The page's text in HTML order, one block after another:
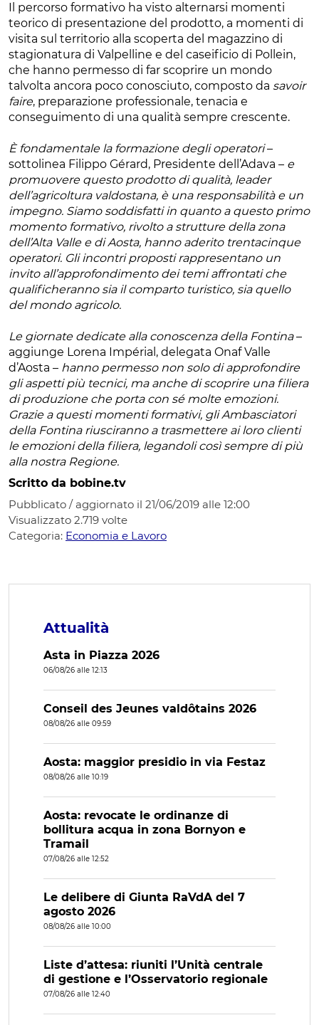
Il percorso formativo ha visto alternarsi momenti
teorico di presentazione del prodotto, a momenti di
visita sul territorio alla scoperta del magazzino di
stagionatura di Valpelline e del caseificio di Pollein,
che hanno permesso di far scoprire un mondo
talvolta ancora poco conosciuto, composto da savoir
faire, preparazione professionale, tenacia e
conseguimento di una qualità sempre crescente.
È fondamentale la formazione degli operatori–
sottolinea Filippo Gérard, Presidente dell’Adava – e
promuovere questo prodotto di qualità, leader
dell’agricoltura valdostana, è una responsabilità e un
impegno. Siamo soddisfatti in quanto a questo primo
momento formativo, rivolto a strutture della zona
dell’Alta Valle e di Aosta, hanno aderito trentacinque
operatori. Gli incontri proposti rappresentano un
invito all’approfondimento dei temi affrontati che
qualificheranno sia il comparto turistico, sia quello
del mondo agricolo.
Le giornate dedicate alla conoscenza della Fontina–
aggiunge Lorena Impérial, delegata Onaf Valle
d’Aosta – hanno permesso non solo di approfondire
gli aspetti più tecnici, ma anche di scoprire una filiera
di produzione che porta con sé molte emozioni.
Grazie a questi momenti formativi, gli Ambasciatori
della Fontina riusciranno a trasmettere ai loro clienti
le emozioni della filiera, legandoli così sempre di più
alla nostra Regione.
Scritto da bobine.tv
Pubblicato / aggiornato il 21/06/2019 alle 12:00
Visualizzato 2.719 volte
Categoria: Economia e Lavoro
Attualità
Asta in Piazza 2026
06/08/26 alle 12:13
Conseil des Jeunes valdôtains 2026
08/08/26 alle 09:59
Aosta: maggior presidio in via Festaz
08/08/26 alle 10:19
Aosta: revocate le ordinanze di
bollitura acqua in zona Bornyon e
Tramail
07/08/26 alle 12:52
Le delibere di Giunta RaVdA del 7
agosto 2026
08/08/26 alle 10:00
Liste d’attesa: riuniti l’Unità centrale
di gestione e l’Osservatorio regionale
07/08/26 alle 12:40